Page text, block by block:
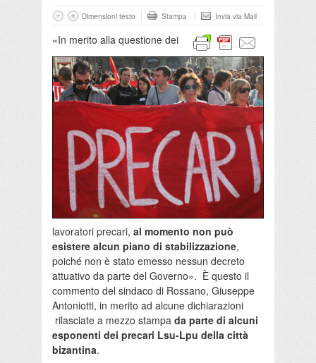
Dimensioni testo Stampa Invia via Mail
«In merito alla questione dei
lavoratori precari, al momento non può
esistere alcun piano di stabilizzazione,
poiché non è stato emesso nessun decreto
attuativo da parte del Governo». È questo il
commento del sindaco di Rossano, Giuseppe
Antoniotti, in merito ad alcune dichiarazioni
rilasciate a mezzo stampa da parte di alcuni
esponenti dei precari Lsu-Lpu della città
bizantina.